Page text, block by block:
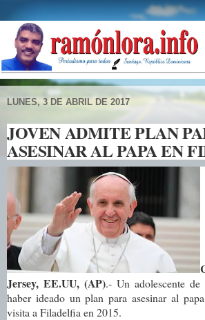
LUNES, 3 DE ABRIL DE 2017
JOVEN ADMITE PLAN
ASESINAR AL PAPA EN
Jersey, EE.UU, (AP).- Un adolescente
haber ideado un plan para asesinar al
visita a Filadelfia en 2015.